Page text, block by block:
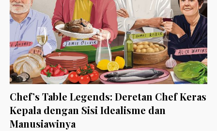
Chef’s Table Legends: Deretan Chef Keras
Kepala dengan Sisi Idealisme dan
Manusiawinya